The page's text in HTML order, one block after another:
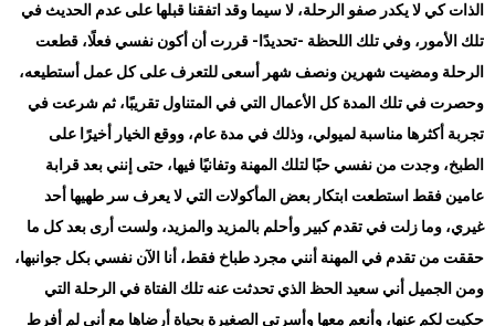
الذات كي لا يكدر صفو الرحلة، لا سيما وقد اتفقنا قبلها على عدم الحديث في
تلك الأمور، وفي تلك اللحظة -تحديدًا- قررت أن أكون نفسي فعلًا، قطعت
الرحلة ومضيت شهرين ونصف شهر أسعى للتعرف على كل عمل أستطيعه،
وحصرت في تلك المدة كل الأعمال التي في المتناول تقريبًا، ثم شرعت في
تجربة أكثرها مناسبة لميولي، وذلك في مدة عام، ووقع الخيار أخيرًا على
الطبخ، وجدت من نفسي حبًا لتلك المهنة وتفانيًا فيها، حتى إنني بعد قرابة
عامين فقط استطعت ابتكار بعض المأكولات التي لا يعرف سر طهيها أحد
غيري، وما زلت في تقدم كبير وأحلم بالمزيد والمزيد، ولست أرى بعد كل ما
حققت من تقدم في المهنة أنني مجرد طباخ فقط، أنا الآن نفسي بكل جوانبها،
ومن الجميل أني سعيد الحظ الذي تحدثت عنه تلك الفتاة في الرحلة التي
حكيت لكم عنها، وأنعم معها وأسرتي الصغيرة بحياة أرضاها مع أني لم أفرط